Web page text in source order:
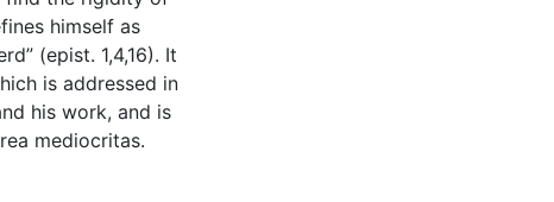
himself as
(epist. 1,4,16). It
is addressed in
his work, and is
mediocritas.